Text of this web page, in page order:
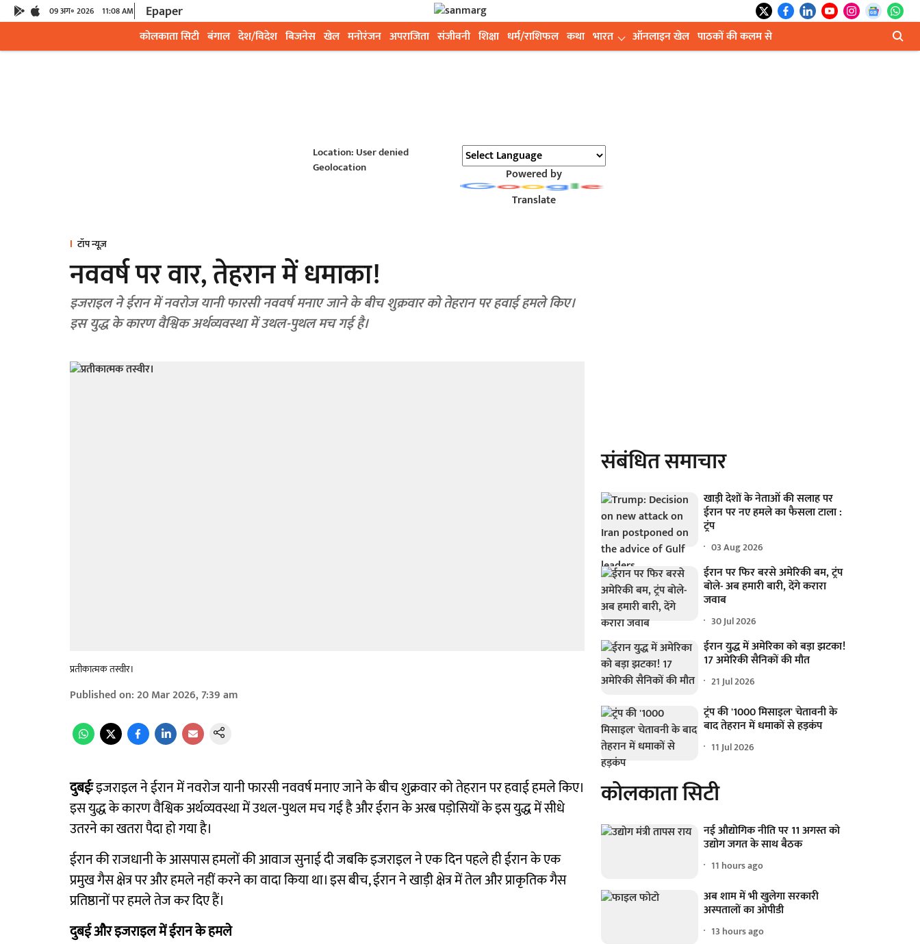
09 अग॰ 2026 11:08 AM Epaper
कोलकाता सिटी बंगाल देश/विदेश बिजनेस खेल मनोरंजन अपराजिता संजीवनी शिक्षा धर्म/राशिफल कथा भारत ऑनलाइन खेल पाठकों की कलम से
Location: User denied
Geolocation
Powered by
Translate
टॉप न्यूज़
नववर्ष पर वार, तेहरान में धमाका!
इजराइल ने ईरान में नवरोज यानी फारसी नववर्ष मनाए जाने के बीच शुक्रवार को तेहरान पर हवाई हमले किए।
इस युद्ध के कारण वैश्विक अर्थव्यवस्था में उथल-पुथल मच गई है।
प्रतीकात्मक तस्वीर।
Published on:20 Mar 2026, 7:39 am
दुबईःइजराइल ने ईरान में नवरोज यानी फारसी नववर्ष मनाए जाने के बीच शुक्रवार को तेहरान पर हवाई हमले किए।
इस युद्ध के कारण वैश्विक अर्थव्यवस्था में उथल-पुथल मच गई है और ईरान के अरब पड़ोसियों के इस युद्ध में सीधे
उतरने का खतरा पैदा हो गया है।
ईरान की राजधानी के आसपास हमलों की आवाज सुनाई दी जबकि इजराइल ने एक दिन पहले ही ईरान के एक
प्रमुख गैस क्षेत्र पर और हमले नहीं करने का वादा किया था। इस बीच, ईरान ने खाड़ी क्षेत्र में तेल और प्राकृतिक गैस
प्रतिष्ठानों पर हमले तेज कर दिए हैं।
दुबई और इजराइल में ईरान के हमले
संबंधित समाचार
खाड़ी देशों के नेताओं की सलाह पर
ईरान पर नए हमले का फैसला टाला :
ट्रंप
03 Aug 2026
ईरान पर फिर बरसे अमेरिकी बम, ट्रंप
बोले- अब हमारी बारी, देंगे करारा
जवाब
30 Jul 2026
ईरान युद्ध में अमेरिका को बड़ा झटका!
17 अमेरिकी सैनिकों की मौत
21 Jul 2026
ट्रंप की '1000 मिसाइल' चेतावनी के
बाद तेहरान में धमाकों से हड़कंप
11 Jul 2026
कोलकाता सिटी
नई औद्योगिक नीति पर 11 अगस्त को
उद्योग जगत के साथ बैठक
11 hours ago
अब शाम में भी खुलेगा सरकारी
अस्पतालों का ओपीडी
13 hours ago